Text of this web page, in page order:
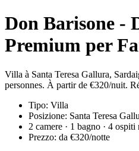
Don Barisone -
Premium per
Villa à Santa Teresa Gallura,
personnes. À partir de €320/nuit.
Tipo: Villa
Posizione: Santa Teresa
2 camere · 1 bagno · 4 ospiti
Prezzo: da €320/notte